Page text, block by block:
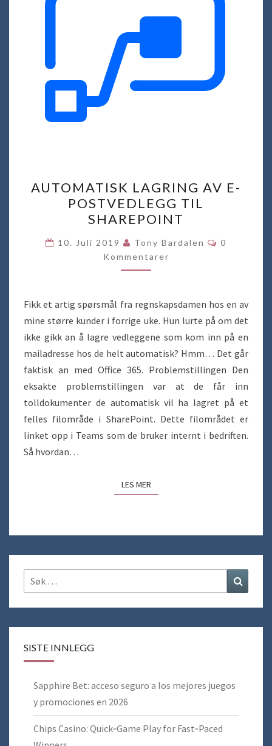
LAGRING
AV
E-
POSTVEDLEGG
TIL
SHAREPOINT
AUTOMATISK LAGRING AV E-
POSTVEDLEGG TIL
SHAREPOINT
10. Juli 2019 Tony Bardalen
0
Kommentarer
Fikk et artig spørsmål fra regnskapsdamen hos en av
mine større kunder i forrige uke. Hun lurte på om det
ikke gikk an å lagre vedleggene som kom inn på en
mailadresse hos de helt automatisk? Hmm… Det går
faktisk an med Office 365. Problemstillingen Den
eksakte problemstillingen var at de får inn
tolldokumenter de automatisk vil ha lagret på et
felles filområde i SharePoint. Dette filområdet er
linket opp i Teams som de bruker internt i bedriften.
Så hvordan…
LES MERLES MER
Søk
etter:
SISTE INNLEGG
Sapphire Bet: acceso seguro a los mejores juegos
y promociones en 2026
Chips Casino: Quick‑Game Play for Fast‑Paced